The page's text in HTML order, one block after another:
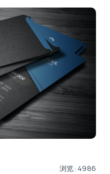
浏览: 4986